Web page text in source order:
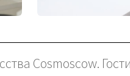
Cosmoscow.